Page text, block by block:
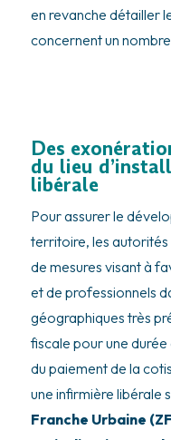
en revanche détailler
concernent un
Des
du lieu
libérale
Pour assurer le
territoire, les
de mesures visant à
et de professionnels
géographiques très
fiscale pour une durée
du paiement de la
une infirmière libérale
Franche Urbaine